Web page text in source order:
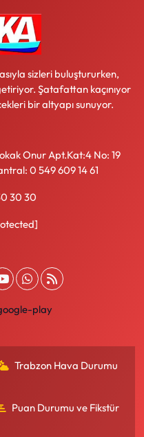
sizleri buluştururken,
Şatafattan kaçınıyor
bir altyapı sunuyor.
Onur Apt.Kat:4 No: 19
0 549 609 14 61
30 30
Trabzon Hava Durumu
Puan Durumu ve Fikstür